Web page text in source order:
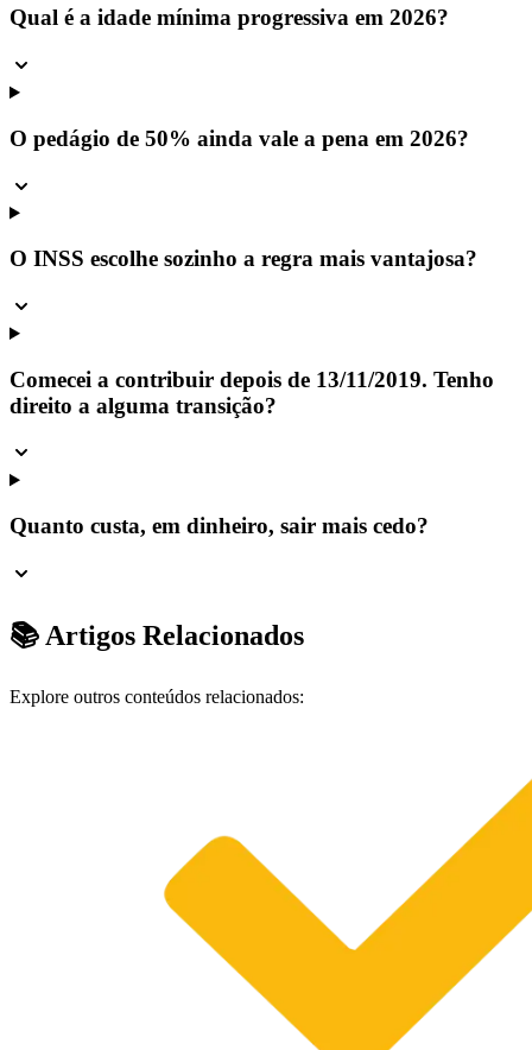
Qual é a idade mínima progressiva em 2026?
O pedágio de 50% ainda vale a pena em 2026?
O INSS escolhe sozinho a regra mais vantajosa?
Comecei a contribuir depois de 13/11/2019. Tenho
direito a alguma transição?
Quanto custa, em dinheiro, sair mais cedo?
📚 Artigos Relacionados
Explore outros conteúdos relacionados: